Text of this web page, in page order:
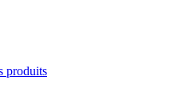
produits